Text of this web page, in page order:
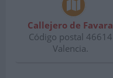
Callejero de Favara
Código postal 46614
Valencia.